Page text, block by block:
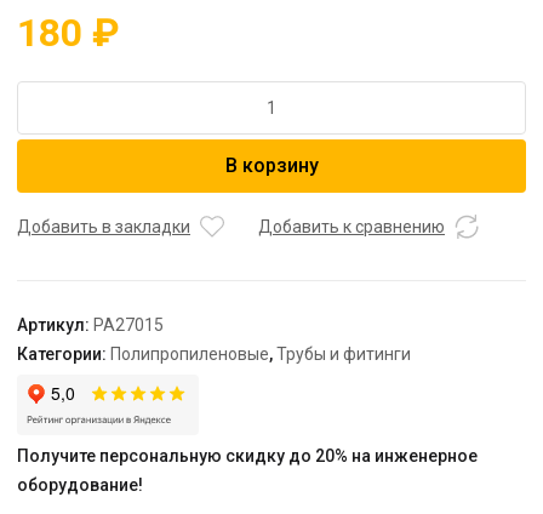
180 ₽
Угольник
32
AQUA"
В корзину
Добавить в закладки Добавить к сравнению
Артикул: PA27015
Категории: Полипропиленовые,Трубы и фитинги
Получите персональную скидку до 20% на инженерное
оборудование!